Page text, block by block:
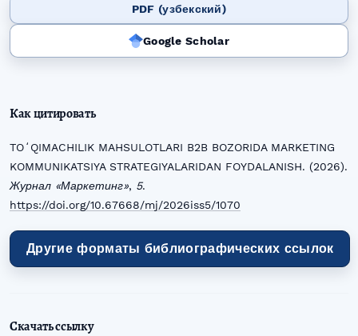
PDF (узбекский)
Google Scholar
Как цитировать
TOʻQIMACHILIK MAHSULOTLARI B2B BOZORIDA MARKETING
KOMMUNIKATSIYA STRATEGIYALARIDAN FOYDALANISH. (2026).
Журнал «Маркетинг», 5.
https://doi.org/10.67668/mj/2026iss5/1070
Другие форматы библиографических ссылок
Скачать ссылку